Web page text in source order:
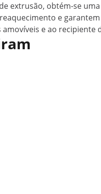
extrusão, obtém-se
e
e ao recipiente